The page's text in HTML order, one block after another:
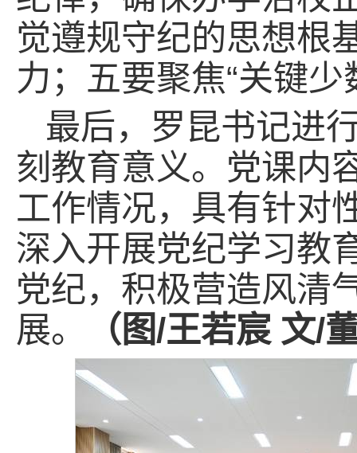
觉遵规守纪的思想根
力；五要聚焦“关键
最后，罗昆书记进
刻教育意义。党课内
工作情况，具有针对
深入开展党纪学习教
党纪，积极营造风清
展。
（图/王若宸 文/